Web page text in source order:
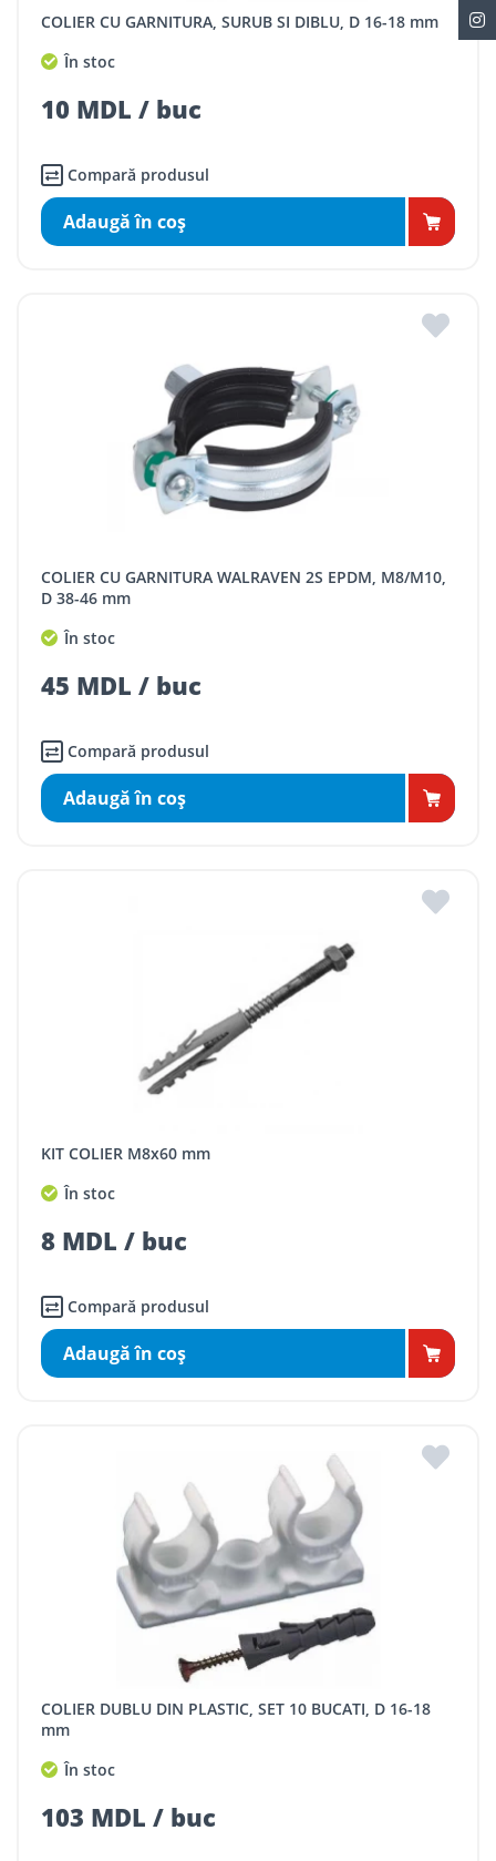
COLIER CU GARNITURA, SURUB SI DIBLU, D 16-18 mm
În stoc
10 MDL / buc
Compară produsul
Adaugă în coş
COLIER CU GARNITURA WALRAVEN 2S EPDM, M8/M10,
D 38-46 mm
În stoc
45 MDL / buc
Compară produsul
Adaugă în coş
KIT COLIER M8x60 mm
În stoc
8 MDL / buc
Compară produsul
Adaugă în coş
COLIER DUBLU DIN PLASTIC, SET 10 BUCATI, D 16-18
mm
În stoc
103 MDL / buc